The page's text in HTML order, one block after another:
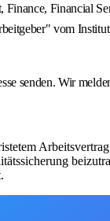
Financial
vom
senden. Wir